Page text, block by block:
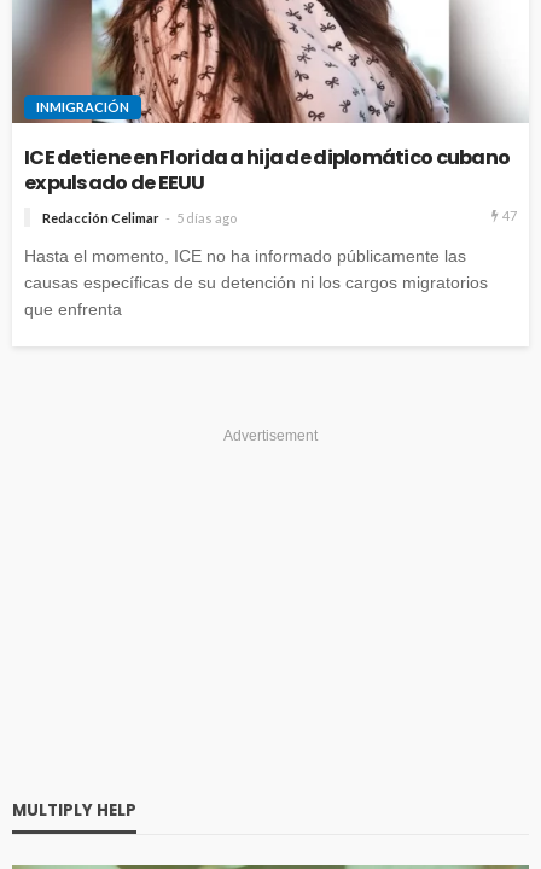
INMIGRACIÓN
ICE detiene en Florida a hija de diplomático cubano
expulsado de EEUU
Redacción Celimar 5 días ago 47
Hasta el momento, ICE no ha informado públicamente las
causas específicas de su detención ni los cargos migratorios
que enfrenta
Advertisement
MULTIPLY HELP